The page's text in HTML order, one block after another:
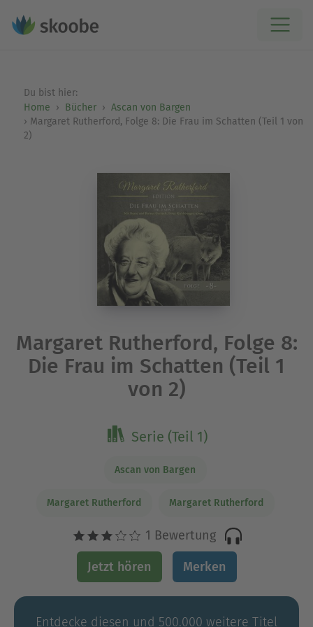
Du bist hier:
Home
Bücher
Ascan von Bargen
Margaret Rutherford, Folge 8: Die Frau im Schatten (Teil 1 von
2)
Margaret Rutherford, Folge 8:
Die Frau im Schatten (Teil 1
von 2)
Serie (Teil 1)
Ascan von Bargen
Margaret Rutherford Margaret Rutherford
1 Bewertung
Jetzt hören Merken
Entdecke diesen und 500.000 weitere Titel